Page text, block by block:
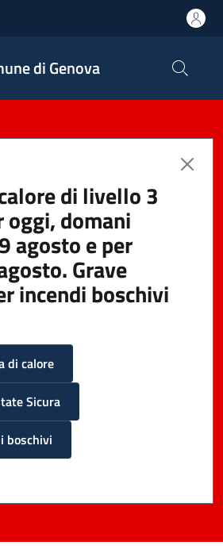
di Genova
di livello 3
oggi, domani
agosto e per
Grave
incendi boschivi
di calore
Sicura
boschivi